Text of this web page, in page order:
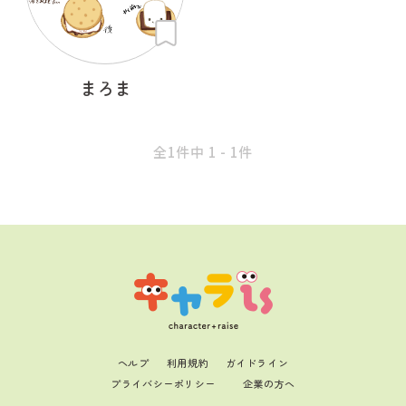
まろま
全1件中 1 - 1件
ヘルプ 利用規約
ガイドライン
プライバシーポリシー
企業の方へ